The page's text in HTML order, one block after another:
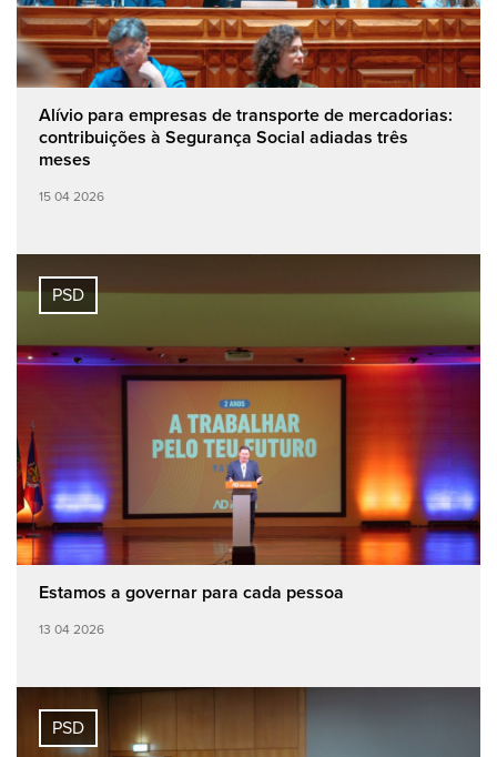
Alívio para empresas de transporte de mercadorias:
contribuições à Segurança Social adiadas três
meses
15 04 2026
PSD
Estamos a governar para cada pessoa
13 04 2026
PSD